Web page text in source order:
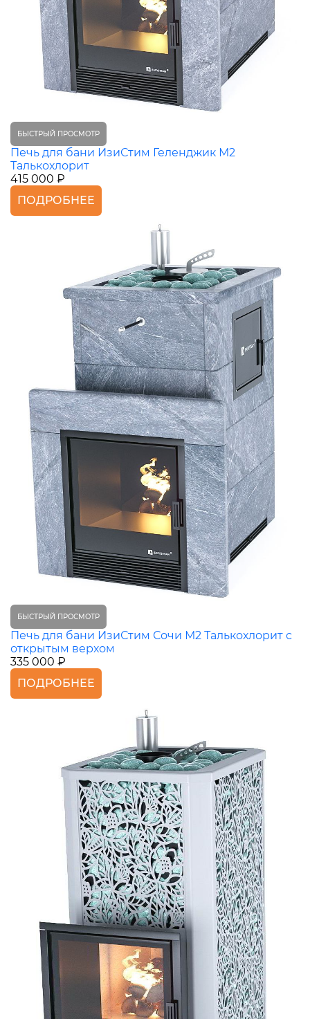
БЫСТРЫЙ ПРОСМОТР
Печь для бани ИзиСтим Геленджик М2
Талькохлорит
415 000 ₽
ПОДРОБНЕЕ
БЫСТРЫЙ ПРОСМОТР
Печь для бани ИзиСтим Сочи М2 Талькохлорит с
открытым верхом
335 000 ₽
ПОДРОБНЕЕ